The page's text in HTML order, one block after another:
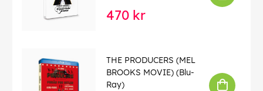
470 kr
THE PRODUCERS (MEL
BROOKS MOVIE) (Blu-
Ray)